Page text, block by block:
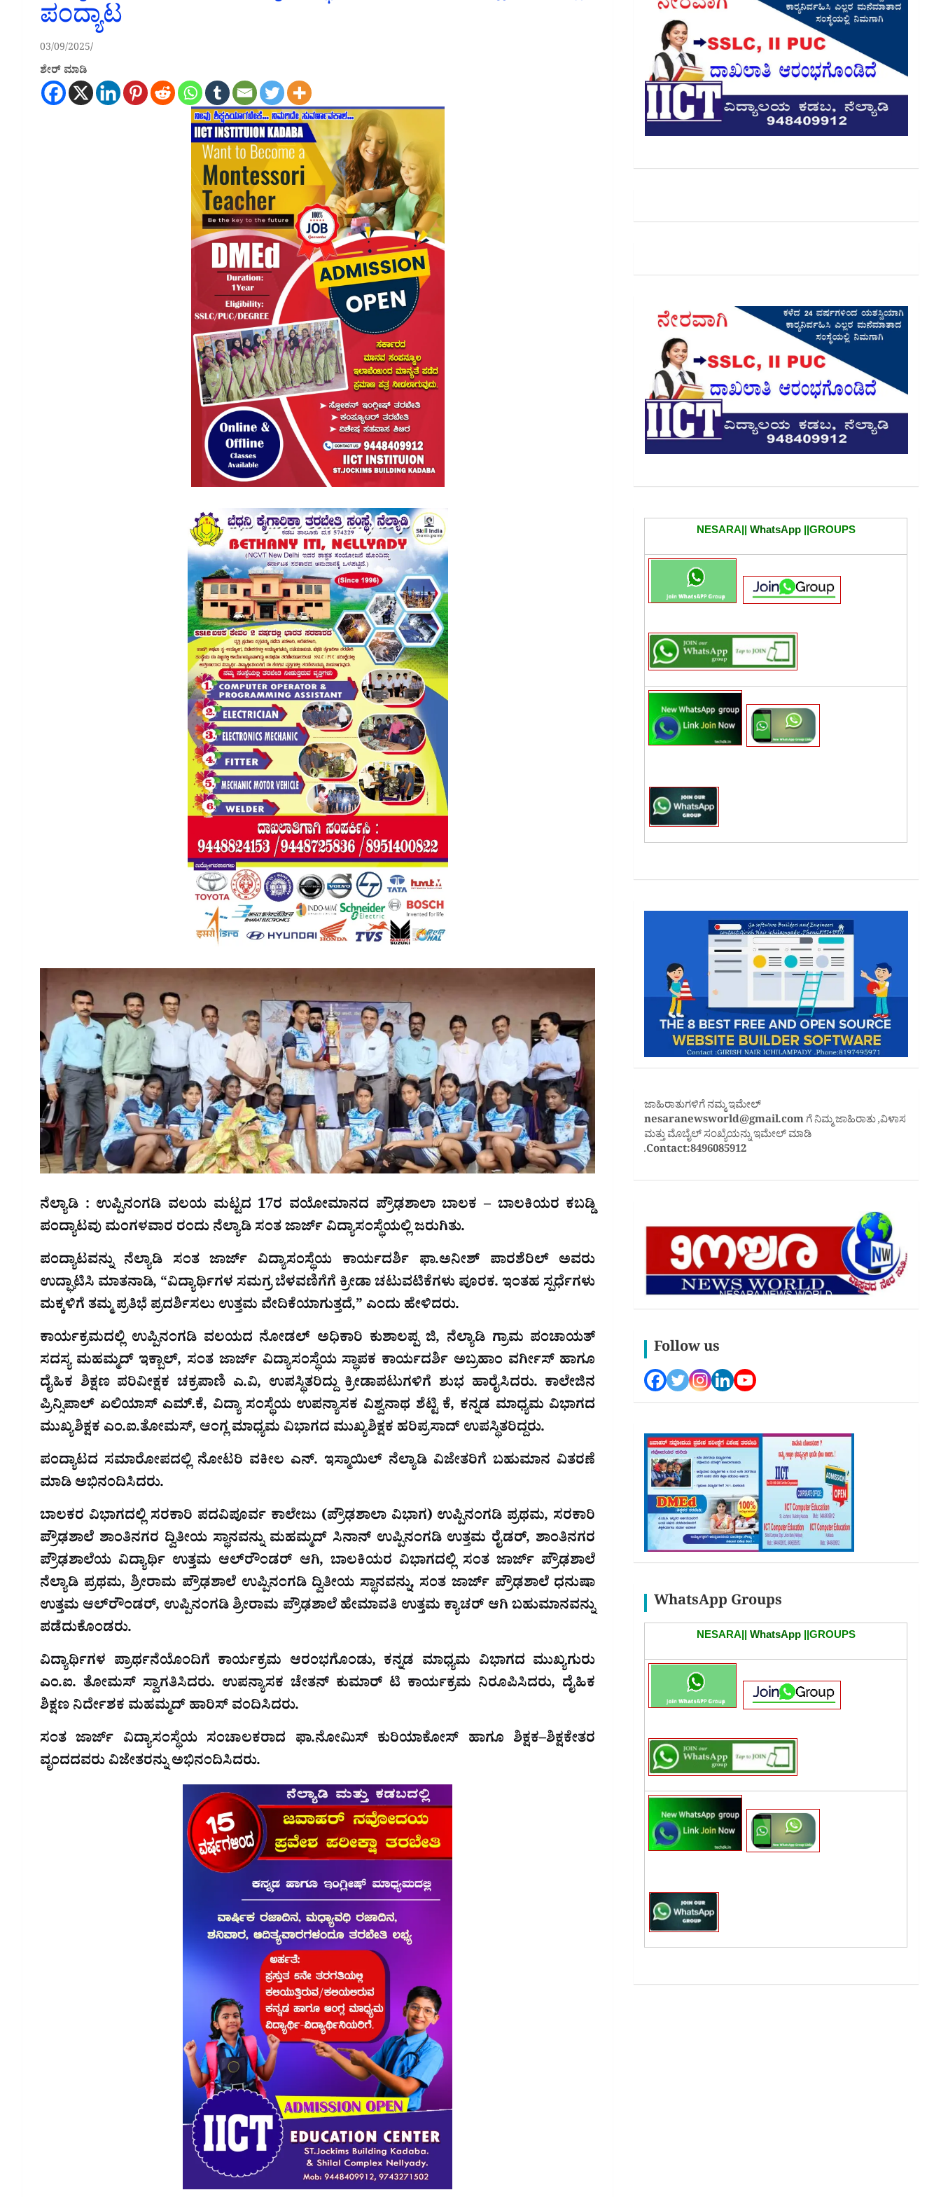
ಪಂದ್ಯಾಟ
03/09/2025
ಶೇರ್ ಮಾಡಿ
ನೆಲ್ಯಾಡಿ : ಉಪ್ಪಿನಂಗಡಿ ವಲಯ ಮಟ್ಟದ 17ರ ವಯೋಮಾನದ ಪ್ರೌಢಶಾಲಾ ಬಾಲಕ – ಬಾಲಕಿಯರ ಕಬಡ್ಡಿ
ಪಂದ್ಯಾಟವು ಮಂಗಳವಾರ ರಂದು ನೆಲ್ಯಾಡಿ ಸಂತ ಜಾರ್ಜ್ ವಿದ್ಯಾಸಂಸ್ಥೆಯಲ್ಲಿ ಜರುಗಿತು.
ಪಂದ್ಯಾಟವನ್ನು ನೆಲ್ಯಾಡಿ ಸಂತ ಜಾರ್ಜ್ ವಿದ್ಯಾಸಂಸ್ಥೆಯ ಕಾರ್ಯದರ್ಶಿ ಫಾ.ಅನೀಶ್ ಪಾರಶೆರಿಲ್ ಅವರು
ಉದ್ಘಾಟಿಸಿ ಮಾತನಾಡಿ, “ವಿದ್ಯಾರ್ಥಿಗಳ ಸಮಗ್ರ ಬೆಳವಣಿಗೆಗೆ ಕ್ರೀಡಾ ಚಟುವಟಿಕೆಗಳು ಪೂರಕ. ಇಂತಹ ಸ್ಪರ್ಧೆಗಳು
ಮಕ್ಕಳಿಗೆ ತಮ್ಮ ಪ್ರತಿಭೆ ಪ್ರದರ್ಶಿಸಲು ಉತ್ತಮ ವೇದಿಕೆಯಾಗುತ್ತದೆ,” ಎಂದು ಹೇಳಿದರು.
ಕಾರ್ಯಕ್ರಮದಲ್ಲಿ ಉಪ್ಪಿನಂಗಡಿ ವಲಯದ ನೋಡಲ್ ಅಧಿಕಾರಿ ಕುಶಾಲಪ್ಪ ಜಿ, ನೆಲ್ಯಾಡಿ ಗ್ರಾಮ ಪಂಚಾಯತ್
ಸದಸ್ಯ ಮಹಮ್ಮದ್ ಇಕ್ಬಾಲ್, ಸಂತ ಜಾರ್ಜ್ ವಿದ್ಯಾಸಂಸ್ಥೆಯ ಸ್ಥಾಪಕ ಕಾರ್ಯದರ್ಶಿ ಅಬ್ರಹಾಂ ವರ್ಗೀಸ್ ಹಾಗೂ
ದೈಹಿಕ ಶಿಕ್ಷಣ ಪರಿವೀಕ್ಷಕ ಚಕ್ರಪಾಣಿ ಎ.ವಿ, ಉಪಸ್ಥಿತರಿದ್ದು ಕ್ರೀಡಾಪಟುಗಳಿಗೆ ಶುಭ ಹಾರೈಸಿದರು. ಕಾಲೇಜಿನ
ಪ್ರಿನ್ಸಿಪಾಲ್ ಏಲಿಯಾಸ್ ಎಮ್.ಕೆ, ವಿದ್ಯಾ ಸಂಸ್ಥೆಯ ಉಪನ್ಯಾಸಕ ವಿಶ್ವನಾಥ ಶೆಟ್ಟಿ ಕೆ, ಕನ್ನಡ ಮಾಧ್ಯಮ ವಿಭಾಗದ
ಮುಖ್ಯಶಿಕ್ಷಕ ಎಂ.ಐ.ತೋಮಸ್, ಆಂಗ್ಲ ಮಾಧ್ಯಮ ವಿಭಾಗದ ಮುಖ್ಯಶಿಕ್ಷಕ ಹರಿಪ್ರಸಾದ್ ಉಪಸ್ಥಿತರಿದ್ದರು.
ಪಂದ್ಯಾಟದ ಸಮಾರೋಪದಲ್ಲಿ ನೋಟರಿ ವಕೀಲ ಎನ್. ಇಸ್ಮಾಯಿಲ್ ನೆಲ್ಯಾಡಿ ವಿಜೇತರಿಗೆ ಬಹುಮಾನ ವಿತರಣೆ
ಮಾಡಿ ಅಭಿನಂದಿಸಿದರು.
ಬಾಲಕರ ವಿಭಾಗದಲ್ಲಿ ಸರಕಾರಿ ಪದವಿಪೂರ್ವ ಕಾಲೇಜು (ಪ್ರೌಢಶಾಲಾ ವಿಭಾಗ) ಉಪ್ಪಿನಂಗಡಿ ಪ್ರಥಮ, ಸರಕಾರಿ
ಪ್ರೌಢಶಾಲೆ ಶಾಂತಿನಗರ ದ್ವಿತೀಯ ಸ್ಥಾನವನ್ನು ಮಹಮ್ಮದ್ ಸಿನಾನ್ ಉಪ್ಪಿನಂಗಡಿ ಉತ್ತಮ ರೈಡರ್, ಶಾಂತಿನಗರ
ಪ್ರೌಢಶಾಲೆಯ ವಿದ್ಯಾರ್ಥಿ ಉತ್ತಮ ಆಲ್‌ರೌಂಡರ್ ಆಗಿ, ಬಾಲಕಿಯರ ವಿಭಾಗದಲ್ಲಿ ಸಂತ ಜಾರ್ಜ್ ಪ್ರೌಢಶಾಲೆ
ನೆಲ್ಯಾಡಿ ಪ್ರಥಮ, ಶ್ರೀರಾಮ ಪ್ರೌಢಶಾಲೆ ಉಪ್ಪಿನಂಗಡಿ ದ್ವಿತೀಯ ಸ್ಥಾನವನ್ನು, ಸಂತ ಜಾರ್ಜ್ ಪ್ರೌಢಶಾಲೆ ಧನುಷಾ
ಉತ್ತಮ ಆಲ್‌ರೌಂಡರ್, ಉಪ್ಪಿನಂಗಡಿ ಶ್ರೀರಾಮ ಪ್ರೌಢಶಾಲೆ ಹೇಮಾವತಿ ಉತ್ತಮ ಕ್ಯಾಚರ್ ಆಗಿ ಬಹುಮಾನವನ್ನು
ಪಡೆದುಕೊಂಡರು.
ವಿದ್ಯಾರ್ಥಿಗಳ ಪ್ರಾರ್ಥನೆಯೊಂದಿಗೆ ಕಾರ್ಯಕ್ರಮ ಆರಂಭಗೊಂಡು, ಕನ್ನಡ ಮಾಧ್ಯಮ ವಿಭಾಗದ ಮುಖ್ಯಗುರು
ಎಂ.ಐ. ತೋಮಸ್ ಸ್ವಾಗತಿಸಿದರು. ಉಪನ್ಯಾಸಕ ಚೇತನ್ ಕುಮಾರ್ ಟಿ ಕಾರ್ಯಕ್ರಮ ನಿರೂಪಿಸಿದರು, ದೈಹಿಕ
ಶಿಕ್ಷಣ ನಿರ್ದೇಶಕ ಮಹಮ್ಮದ್ ಹಾರಿಸ್ ವಂದಿಸಿದರು.
ಸಂತ ಜಾರ್ಜ್ ವಿದ್ಯಾಸಂಸ್ಥೆಯ ಸಂಚಾಲಕರಾದ ಫಾ.ನೋಮಿಸ್ ಕುರಿಯಾಕೋಸ್ ಹಾಗೂ ಶಿಕ್ಷಕ–ಶಿಕ್ಷಕೇತರ
ವೃಂದದವರು ವಿಜೇತರನ್ನು ಅಭಿನಂದಿಸಿದರು.
NESARA|| WhatsApp||GROUPS
ಜಾಹಿರಾತುಗಳಿಗೆ ನಮ್ಮ ಇಮೇಲ್
nesaranewsworld@gmail.comಗೆ ನಿಮ್ಮ ಜಾಹಿರಾತು ,ವಿಳಾಸ
ಮತ್ತು ಮೊಬೈಲ್ ಸಂಖ್ಯೆಯನ್ನು ಇಮೇಲ್ ಮಾಡಿ
.Contact:8496085912
Follow us
WhatsApp Groups
NESARA|| WhatsApp||GROUPS